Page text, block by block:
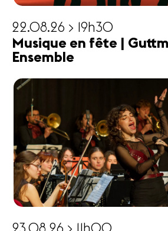
22.08.26 > 19h30
Musique en fête |
Ensemble